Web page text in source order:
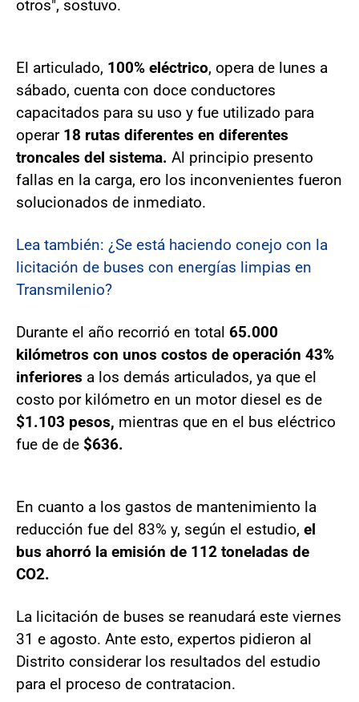
otros", sostuvo.
El articulado, 100% eléctrico, opera de lunes a
sábado, cuenta con doce conductores
capacitados para su uso y fue utilizado para
operar 18 rutas diferentes en diferentes
troncales del sistema. Al principio presento
fallas en la carga, ero los inconvenientes fueron
solucionados de inmediato.
Lea también: ¿Se está haciendo conejo con la
licitación de buses con energías limpias en
Transmilenio?
Durante el año recorrió en total 65.000
kilómetros con unos costos de operación 43%
inferiores a los demás articulados, ya que el
costo por kilómetro en un motor diesel es de
$1.103 pesos, mientras que en el bus eléctrico
fue de de $636.
En cuanto a los gastos de mantenimiento la
reducción fue del 83% y, según el estudio, el
bus ahorró la emisión de 112 toneladas de
CO2.
La licitación de buses se reanudará este viernes
31 e agosto. Ante esto, expertos pidieron al
Distrito considerar los resultados del estudio
para el proceso de contratacion.